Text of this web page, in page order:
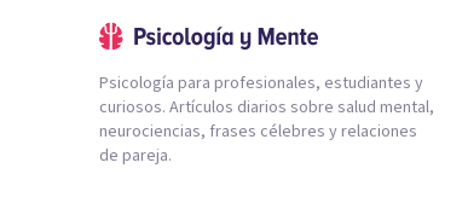
Psicología para profesionales, estudiantes y
curiosos. Artículos diarios sobre salud mental,
neurociencias, frases célebres y relaciones
de pareja.